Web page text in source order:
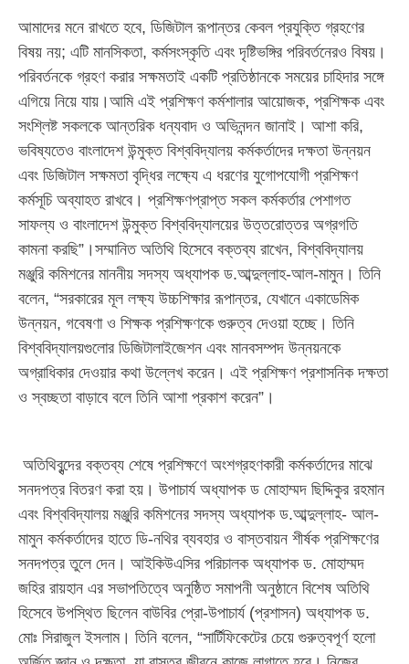
আমাদের মনে রাখতে হবে, ডিজিটাল রূপান্তর কেবল প্রযুক্তি গ্রহণের
বিষয় নয়; এটি মানসিকতা, কর্মসংস্কৃতি এবং দৃষ্টিভঙ্গির পরিবর্তনেরও বিষয়।
পরিবর্তনকে গ্রহণ করার সক্ষমতাই একটি প্রতিষ্ঠানকে সময়ের চাহিদার সঙ্গে
এগিয়ে নিয়ে যায়।আমি এই প্রশিক্ষণ কর্মশালার আয়োজক, প্রশিক্ষক এবং
সংশ্লিষ্ট সকলকে আন্তরিক ধন্যবাদ ও অভিনন্দন জানাই। আশা করি,
ভবিষ্যতেও বাংলাদেশ উন্মুক্ত বিশ্ববিদ্যালয় কর্মকর্তাদের দক্ষতা উন্নয়ন
এবং ডিজিটাল সক্ষমতা বৃদ্ধির লক্ষ্যে এ ধরণের যুগোপযোগী প্রশিক্ষণ
কর্মসূচি অব্যাহত রাখবে। প্রশিক্ষণপ্রাপ্ত সকল কর্মকর্তার পেশাগত
সাফল্য ও বাংলাদেশ উন্মুক্ত বিশ্ববিদ্যালয়ের উত্তরোত্তর অগ্রগতি
কামনা করছি”।সম্মানিত অতিথি হিসেবে বক্তব্য রাখেন, বিশ্ববিদ্যালয়
মঞ্জুরি কমিশনের মাননীয় সদস্য অধ্যাপক ড.আব্দুল্লাহ-আল-মামুন। তিনি
বলেন, “সরকারের মূল লক্ষ্য উচ্চশিক্ষার রূপান্তর, যেখানে একাডেমিক
উন্নয়ন, গবেষণা ও শিক্ষক প্রশিক্ষণকে গুরুত্ব দেওয়া হচ্ছে। তিনি
বিশ্ববিদ্যালয়গুলোর ডিজিটালাইজেশন এবং মানবসম্পদ উন্নয়নকে
অগ্রাধিকার দেওয়ার কথা উল্লেখ করেন। এই প্রশিক্ষণ প্রশাসনিক দক্ষতা
ও স্বচ্ছতা বাড়াবে বলে তিনি আশা প্রকাশ করেন”।
অতিথিবৃন্দের বক্তব্য শেষে প্রশিক্ষণে অংশগ্রহণকারী কর্মকর্তাদের মাঝে
সনদপত্র বিতরণ করা হয়। উপাচার্য অধ্যাপক ড মোহাম্মদ ছিদ্দিকুর রহমান
এবং বিশ্ববিদ্যালয় মঞ্জুরি কমিশনের সদস্য অধ্যাপক ড.আব্দুল্লাহ- আল-
মামুন কর্মকর্তাদের হাতে ডি-নথির ব্যবহার ও বাস্তবায়ন শীর্ষক প্রশিক্ষণের
সনদপত্র তুলে দেন। আইকিউএসির পরিচালক অধ্যাপক ড. মোহাম্মদ
জহির রায়হান এর সভাপতিত্বে অনুষ্ঠিত সমাপনী অনুষ্ঠানে বিশেষ অতিথি
হিসেবে উপস্থিত ছিলেন বাউবির প্রো-উপাচার্য (প্রশাসন) অধ্যাপক ড.
মোঃ সিরাজুল ইসলাম। তিনি বলেন, “সার্টিফিকেটের চেয়ে গুরুত্বপূর্ণ হলো